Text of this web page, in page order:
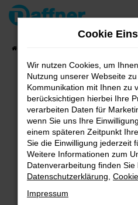
Zum
Hauptinhalt
Unsere
Fehler:
Beim Laden ist ein Fehler
Hier sind ein paar Tipps,
Cookie
Wir nutzen Cookies, um
Nutzung unserer Webseite
Kommunikation mit Ihnen zu
berücksichtigen hierbei Ihre
verarbeiten Daten für
wenn Sie uns Ihre
einem späteren Zeitpunkt
Sie die Einwilligung jederzeit
Weitere Informationen zum
Datenverarbeitung finden Sie
Datenschutzerklärung
Impressum